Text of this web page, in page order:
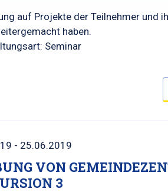
auf Projekte der Teilnehmer und
haben.
Seminar
- 25.06.2019
VON
3